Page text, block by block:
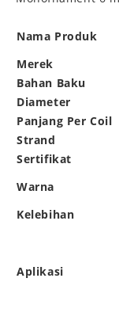
Nama Produk
Merek
Bahan Baku
Diameter
Panjang Per Coil
Strand
Sertifikat
Warna
Kelebihan
Aplikasi